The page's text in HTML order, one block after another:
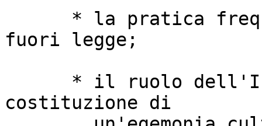
fuori legge;
costituzione di